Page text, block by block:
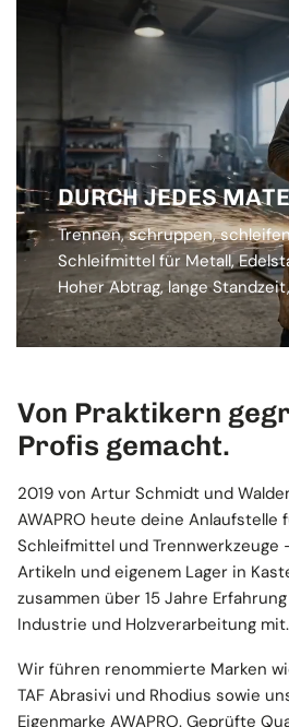
DURCH JEDES
Trennen, schruppen,
Schleifmittel für Metall,
Hoher Abtrag, lange
Von Praktikern
Profis gemacht.
2019 von Artur Schmidt und
AWAPRO heute deine Anlaufstelle
Schleifmittel und Trennwerkzeuge
Artikeln und eigenem Lager in
zusammen über 15 Jahre
Industrie und Holzverarbeitung mit.
Wir führen renommierte Marken
TAF Abrasivi und Rhodius sowie
Eigenmarke AWAPRO. Geprüfte